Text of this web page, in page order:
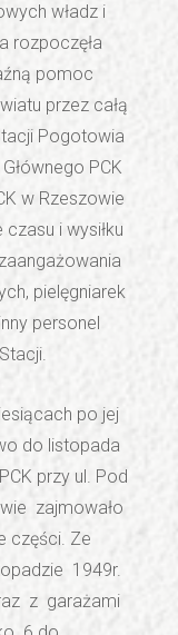
władz i
rozpoczęła
pomoc
przez całą
Pogotowia
PCK
w Rzeszowie
i wysiłku
pielęgniarek
personel
po jej
do listopada
przy ul. Pod
zajmowało
części. Ze
1949r.
z garażami